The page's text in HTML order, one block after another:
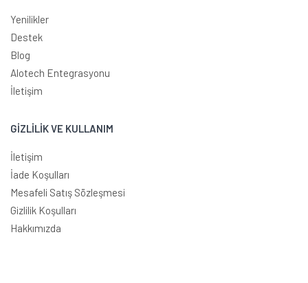
Yenilikler
Destek
Blog
Alotech Entegrasyonu
İletişim
GİZLİLİK VE KULLANIM
İletişim
İade Koşulları
Mesafeli Satış Sözleşmesi
Gizlilik Koşulları
Hakkımızda